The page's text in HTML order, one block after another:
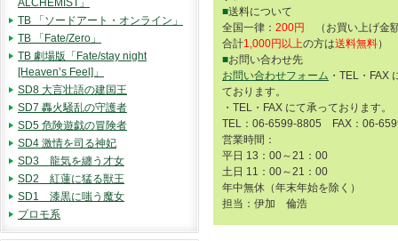
■送料について
全国一律： 200円
（お買い上げ金
合計1,000円以上の方は送料無料）
■お問い合わせ先
お問い合わせフォーム ・TEL・FAX
ております。
・TEL・FAX にて承っております。
TEL：06-6599-8805 FAX：06-
営業時間：
平日 13：00～21：00
土日 11：00～21：00
年中無休（年末年始を除く）
担当：伊加 倫浩
ALCHEMIST」
TB 「ソードアート・オンライン」
TB 「Fate/Zero」
TB 劇場版「Fate/stay night
[Heaven’s Feel]」
SD8 大言壮語の建国王
SD7 轟火騒乱の守護者
SD5 危険遊戯の冒険者
SD4 激情を司る神妃
SD3 龍気を纏う才女
SD2 紅蓮に猛る獣王
SD1 漆黒に嗤う魔女
プロモ系